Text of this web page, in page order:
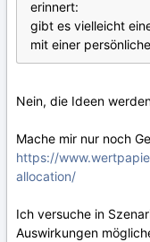
erinnert:
gibt es vielleicht
mit einer
Nein, die Ideen
Mache mir nur noch
https://
allocation/
Ich versuche in
Auswirkungen